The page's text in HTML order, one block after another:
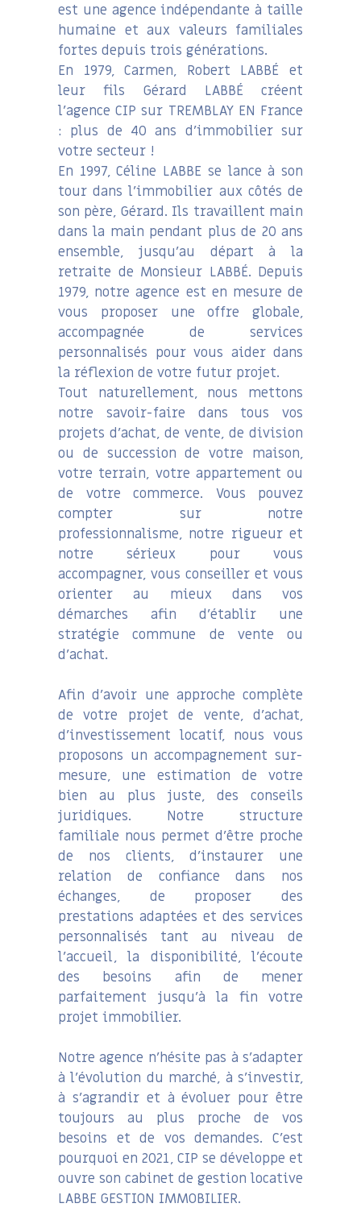
est une agence indépendante à taille
humaine et aux valeurs familiales
fortes depuis trois générations.
En 1979, Carmen, Robert LABBÉ et
leur fils Gérard LABBÉ créent
l’agence CIP sur TREMBLAY EN France
: plus de 40 ans d’immobilier sur
votre secteur !
En 1997, Céline LABBE se lance à son
tour dans l’immobilier aux côtés de
son père, Gérard. Ils travaillent main
dans la main pendant plus de 20 ans
ensemble, jusqu’au départ à la
retraite de Monsieur LABBÉ. Depuis
1979, notre agence est en mesure de
vous proposer une offre globale,
accompagnée de services
personnalisés pour vous aider dans
la réflexion de votre futur projet.
Tout naturellement, nous mettons
notre savoir-faire dans tous vos
projets d’achat, de vente, de division
ou de succession de votre maison,
votre terrain, votre appartement ou
de votre commerce. Vous pouvez
compter sur notre
professionnalisme, notre rigueur et
notre sérieux pour vous
accompagner, vous conseiller et vous
orienter au mieux dans vos
démarches afin d’établir une
stratégie commune de vente ou
d’achat.
Afin d’avoir une approche complète
de votre projet de vente, d’achat,
d’investissement locatif, nous vous
proposons un accompagnement sur-
mesure, une estimation de votre
bien au plus juste, des conseils
juridiques. Notre structure
familiale nous permet d’être proche
de nos clients, d’instaurer une
relation de confiance dans nos
échanges, de proposer des
prestations adaptées et des services
personnalisés tant au niveau de
l’accueil, la disponibilité, l’écoute
des besoins afin de mener
parfaitement jusqu’à la fin votre
projet immobilier.
Notre agence n’hésite pas à s’adapter
à l’évolution du marché, à s’investir,
à s’agrandir et à évoluer pour être
toujours au plus proche de vos
besoins et de vos demandes. C’est
pourquoi en 2021, CIP se développe et
ouvre son cabinet de gestion locative
LABBE GESTION IMMOBILIER.